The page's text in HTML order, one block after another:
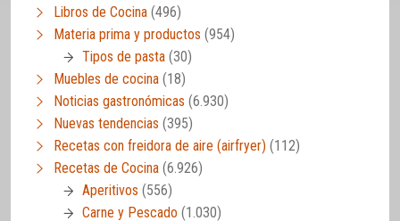
Libros de Cocina (496)
Materia prima y productos (954)
Tipos de pasta (30)
Muebles de cocina (18)
Noticias gastronómicas (6.930)
Nuevas tendencias (395)
Recetas con freidora de aire (airfryer) (112)
Recetas de Cocina (6.926)
Aperitivos (556)
Carne y Pescado (1.030)